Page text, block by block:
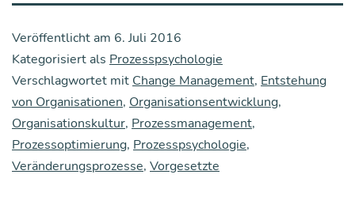
Veröffentlicht am 6. Juli 2016
Kategorisiert als Prozesspsychologie
Verschlagwortet mit Change Management, Entstehung
von Organisationen, Organisationsentwicklung,
Organisationskultur, Prozessmanagement,
Prozessoptimierung, Prozesspsychologie,
Veränderungsprozesse, Vorgesetzte